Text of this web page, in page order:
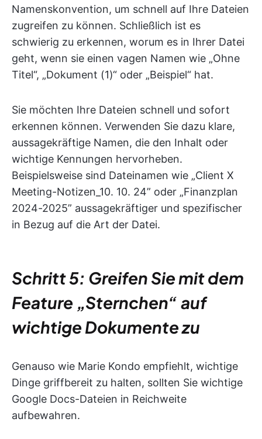
Namenskonvention, um schnell auf Ihre Dateien
zugreifen zu können. Schließlich ist es
schwierig zu erkennen, worum es in Ihrer Datei
geht, wenn sie einen vagen Namen wie „Ohne
Titel“, „Dokument (1)“ oder „Beispiel“ hat.
Sie möchten Ihre Dateien schnell und sofort
erkennen können. Verwenden Sie dazu klare,
aussagekräftige Namen, die den Inhalt oder
wichtige Kennungen hervorheben.
Beispielsweise sind Dateinamen wie „Client X
Meeting-Notizen_10. 10. 24” oder „Finanzplan
2024-2025” aussagekräftiger und spezifischer
in Bezug auf die Art der Datei.
Schritt 5: Greifen Sie mit dem
Feature „Sternchen“ auf
wichtige Dokumente zu
Genauso wie Marie Kondo empfiehlt, wichtige
Dinge griffbereit zu halten, sollten Sie wichtige
Google Docs-Dateien in Reichweite
aufbewahren.